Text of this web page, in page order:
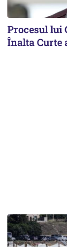
Procesul lui
Înalta Curte